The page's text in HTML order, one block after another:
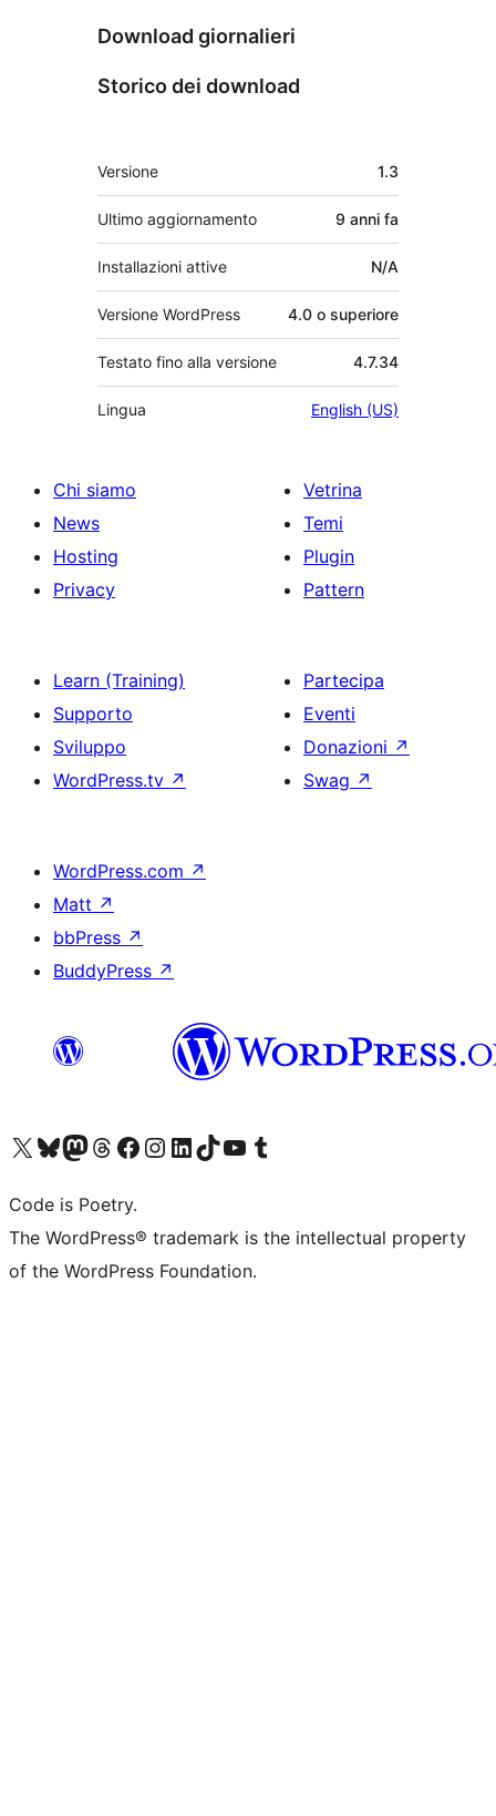
Download giornalieri
Storico dei download
Meta
Versione 1.3
Ultimo aggiornamento 9 anni fa
Installazioni attive N/A
Versione WordPress 4.0 o superiore
Testato fino alla versione 4.7.34
Lingua English (US)
Chi siamo
News
Hosting
Privacy
Vetrina
Temi
Plugin
Pattern
Learn (Training)
Supporto
Sviluppo
WordPress.tv ↗
Partecipa
Eventi
Donazioni ↗
Swag ↗
WordPress.com ↗
Matt ↗
bbPress ↗
BuddyPress ↗
Visita il nostro account X (ex Twitter)
Visita il nostro account Bluesky
Visita il nostro account Mastodon
Visita il nostro account Threads
Visita la nostra pagina Facebook
Visita il nostro account Instagram
Visita il nostro account LinkedIn
Visita il nostro account TikTok
Visita il nostro canale YouTube
Visita il nostro account Tumblr
Code is Poetry.
The WordPress® trademark is the intellectual property
of the WordPress Foundation.